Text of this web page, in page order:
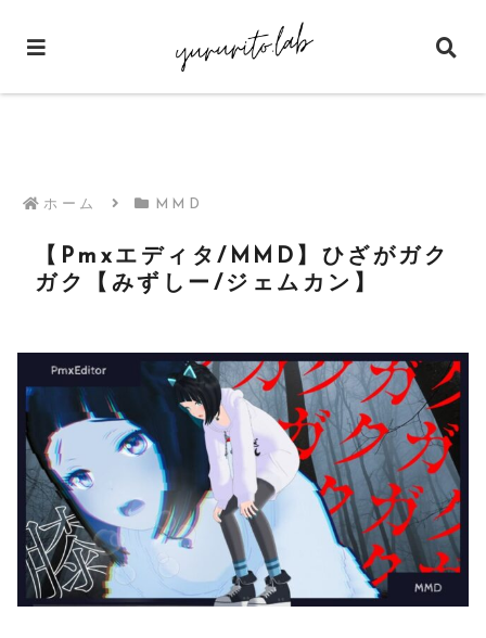
ホーム MMD
【Pmxエディタ/MMD】ひざがガク
ガク【みずしー/ジェムカン】